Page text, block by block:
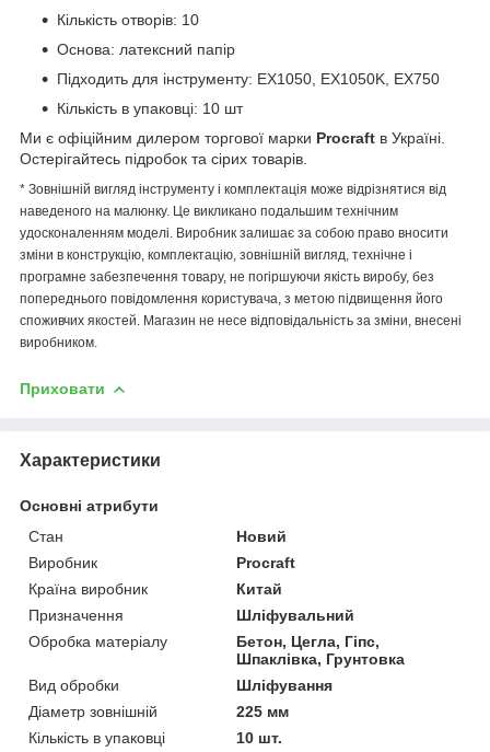
Кількість отворів: 10
Основа: латексний папір
Підходить для інструменту: EX1050, EX1050K, EX750
Кількість в упаковці: 10 шт
Ми є офіційним дилером торгової марки Procraft в Україні.
Остерігайтесь підробок та сірих товарів.
* Зовнішній вигляд інструменту і комплектація може відрізнятися від
наведеного на малюнку. Це викликано подальшим технічним
удосконаленням моделі. Виробник залишає за собою право вносити
зміни в конструкцію, комплектацію, зовнішній вигляд, технічне і
програмне забезпечення товару, не погіршуючи якість виробу, без
попереднього повідомлення користувача, з метою підвищення його
споживчих якостей. Магазин не несе відповідальність за зміни, внесені
виробником.
Приховати
Характеристики
Основні атрибути
Стан
Новий
Виробник
Procraft
Країна виробник
Китай
Призначення
Шліфувальний
Обробка матеріалу
Бетон, Цегла, Гіпс,
Шпаклівка, Грунтовка
Вид обробки
Шліфування
Діаметр зовнішній
225 мм
Кількість в упаковці
10 шт.